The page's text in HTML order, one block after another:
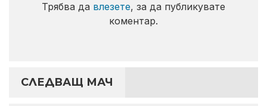
Трябва да влезете, за да публикувате
коментар.
СЛЕДВАЩ МАЧ